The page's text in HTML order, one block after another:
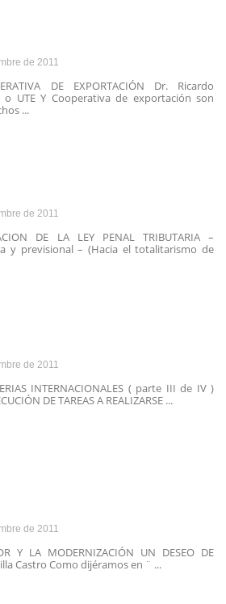
de 2011
DE EXPORTACIÓN Dr. Ricardo
o UTE Y Cooperativa de exportación son
...
de 2011
DE LA LEY PENAL TRIBUTARIA –
y previsional – (Hacia el totalitarismo de
de 2011
INTERNACIONALES ( parte III de IV )
DE TAREAS A REALIZARSE ...
de 2011
Y LA MODERNIZACIÓN UN DESEO DE
Castro Como dijéramos en ¨ ...